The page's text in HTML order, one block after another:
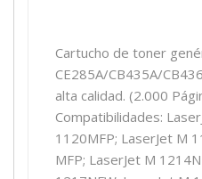
Cartucho de toner
CE285A/CB435A/
alta calidad. (2.000
Compatibilidades:
1120MFP; LaserJet M
MFP; LaserJet M